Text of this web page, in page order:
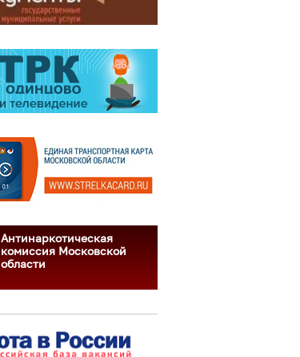
Антинаркотическая
комиссия Московской
области